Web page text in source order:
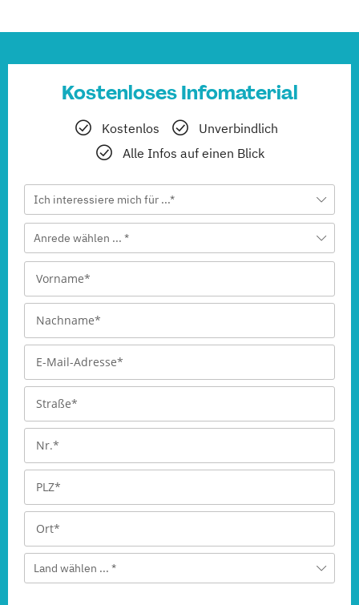
Kostenloses Infomaterial
Kostenlos
Unverbindlich
Alle Infos auf einen Blick
Ich interessiere mich für ...*
Anrede wählen ... *
Land wählen ... *